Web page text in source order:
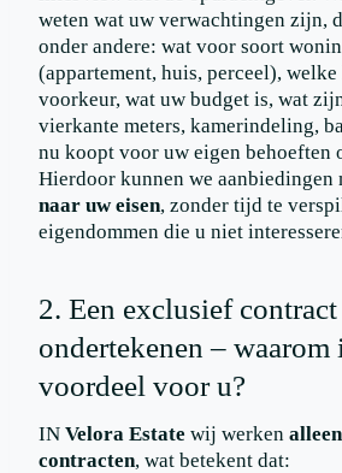
weten wat uw verwachtingen zijn,
onder andere: wat voor soort
(appartement, huis, perceel),
voorkeur, wat uw budget is, wat
vierkante meters, kamerindeling,
nu koopt voor uw eigen behoeften
Hierdoor kunnen we aanbiedingen
naar uw eisen, zonder tijd te
eigendommen die u niet
2. Een exclusief contract
ondertekenen – waarom
voordeel voor u?
IN Velora Estate wij werken
contracten, wat betekent dat: